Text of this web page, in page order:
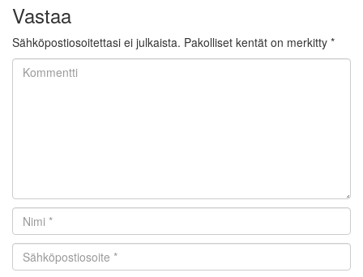
Vastaa
Sähköpostiosoitettasi ei julkaista. Pakolliset kentät on merkitty *
Kommentti
Nimi
*
Email
*